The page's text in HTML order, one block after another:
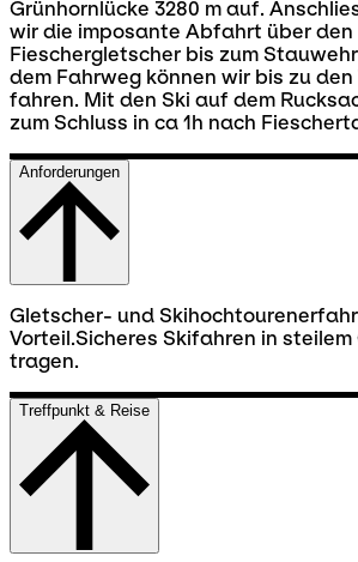
Grünhornlücke 3280 m auf.
wir die imposante Abfahrt über den
Fieschergletscher bis zum
dem Fahrweg können wir bis zu
fahren. Mit den Ski auf dem
zum Schluss in ca 1h nach
Anforderungen
Gletscher- und
Vorteil.Sicheres Skifahren in steilem
tragen.
Treffpunkt & Reise